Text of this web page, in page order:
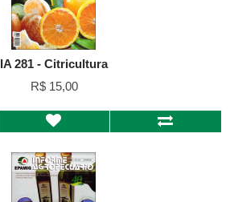
IA 281 - Citricultura
R$ 15,00